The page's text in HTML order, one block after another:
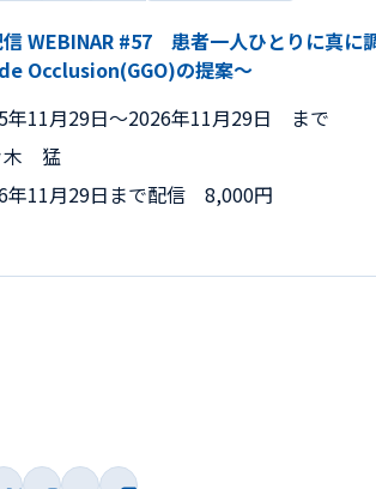
WEBINAR #57 患者一人ひとりに真に
Occlusion(GGO)の提案～
年11月29日〜2026年11月29日 まで
木 猛
年11月29日まで配信 8,000円